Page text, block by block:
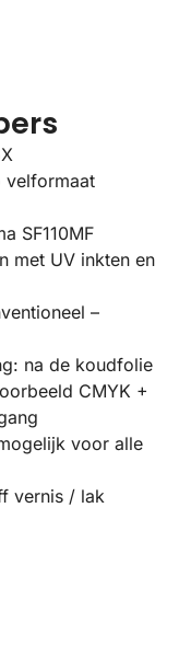
velformaat
SF110MF
met UV inkten en
–
na de koudfolie
CMYK +
voor alle
vernis / lak